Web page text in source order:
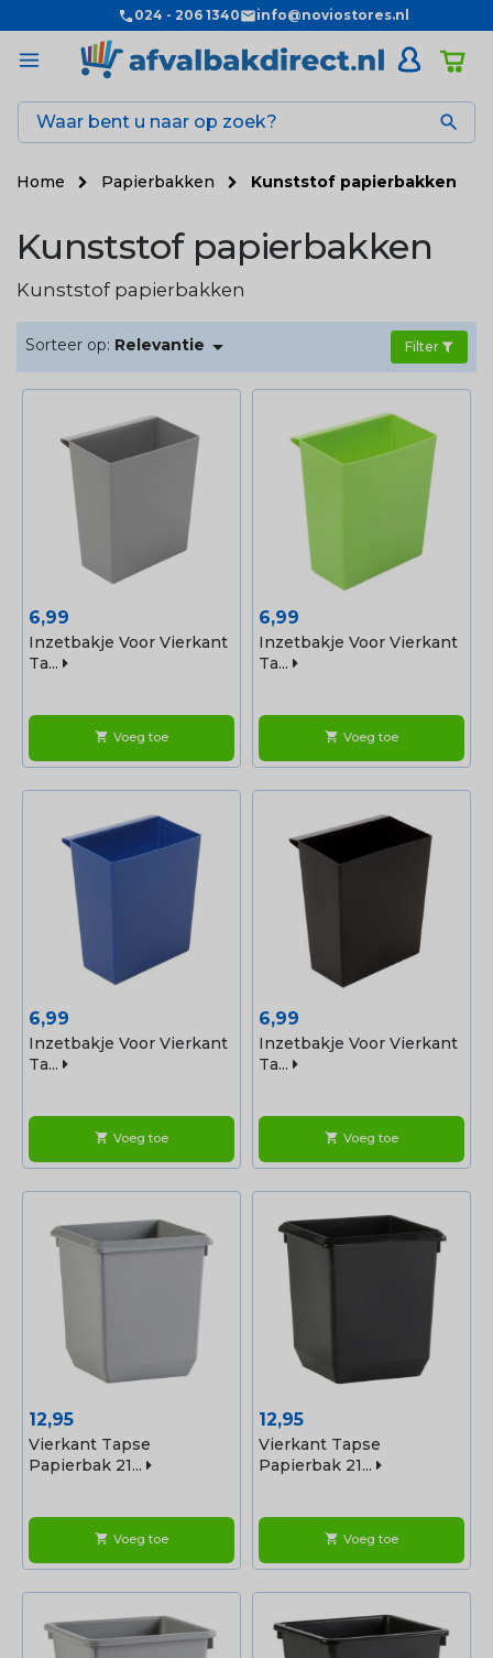
024 - 206 1340 info@noviostores.nl

Home Papierbakken Kunststof papierbakken
Kunststof papierbakken
Kunststof papierbakken
Sorteer op: Relevantie  Filter
Prijs
6,99
Inzetbakje Voor Vierkant
Ta...
shopping_cart Voeg toe
Prijs
6,99
Inzetbakje Voor Vierkant
Ta...
shopping_cart Voeg toe
Prijs
6,99
Inzetbakje Voor Vierkant
Ta...
shopping_cart Voeg toe
Prijs
6,99
Inzetbakje Voor Vierkant
Ta...
shopping_cart Voeg toe
Prijs
12,95
Vierkant Tapse
Papierbak 21...
shopping_cart Voeg toe
Prijs
12,95
Vierkant Tapse
Papierbak 21...
shopping_cart Voeg toe